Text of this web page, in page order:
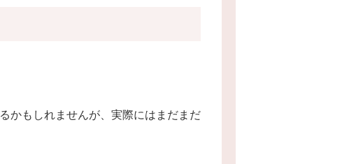
かもしれませんが、実際にはまだまだ